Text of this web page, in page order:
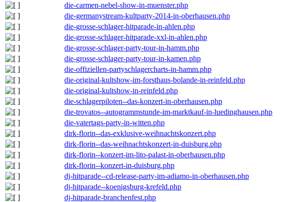
die-carmen-nebel-show-in-muenster.php
die-germanystream-kultparty-2014-in-oberhausen.php
die-grosse-schlager-hitparade-in-ahlen.php
die-grosse-schlager-hitparade-xxl-in-ahlen.php
die-grosse-schlager-party-tour-in-hamm.php
die-grosse-schlager-party-tour-in-kamen.php
die-offiziellen-partyschlagercharts-in-hamm.php
die-original-kultshow-im-forsthaus-bolande-in-reinfeld.php
die-original-kultshow-in-reinfeld.php
die-schlagerpiloten--das-konzert-in-oberhausen.php
die-trovatos--autogrammstunde-im-marktkauf-in-luedinghausen.php
die-vatertags-party-in-witten.php
dirk-florin--das-exklusive-weihnachtskonzert.php
dirk-florin--das-weihnachtskonzert-in-duisburg.php
dirk-florin--konzert-im-lito-palast-in-oberhausen.php
dirk-florin--konzert-in-duisburg.php
dj-hitparade--cd-release-party-im-adiamo-in-oberhausen.php
dj-hitparade--koenigsburg-krefeld.php
dj-hitparade-branchenfest.php